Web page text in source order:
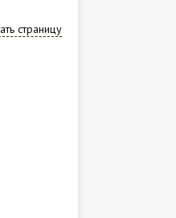
страницу